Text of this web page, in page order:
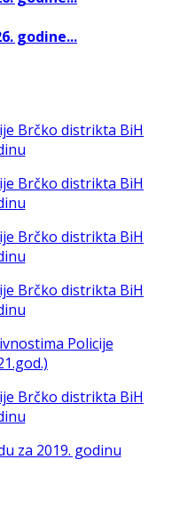
godine...
Brčko distrikta BiH
Brčko distrikta BiH
Brčko distrikta BiH
Brčko distrikta BiH
Policije
Brčko distrikta BiH
za 2019. godinu